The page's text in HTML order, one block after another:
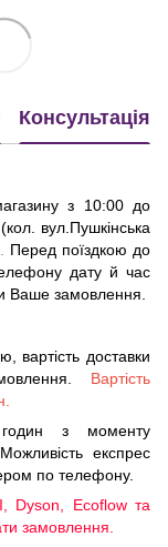
Консультація
з 10:00 до
вул.Пушкінська
Перед поїздкою до
дату й час
Ваше замовлення.
вартість доставки
Вартість
з моменту
експрес
по телефону.
Dyson, Ecoflow та
замовлення.